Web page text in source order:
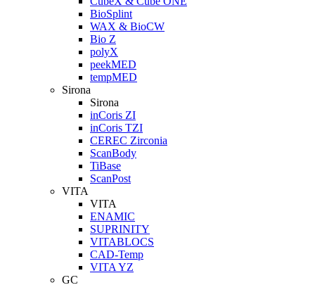
BioSplint
WAX & BioCW
Bio Z
polyX
peekMED
tempMED
Sirona
Sirona
inCoris ZI
inCoris TZI
CEREC Zirconia
ScanBody
TiBase
ScanPost
VITA
VITA
ENAMIC
SUPRINITY
VITABLOCS
CAD-Temp
VITA YZ
GC